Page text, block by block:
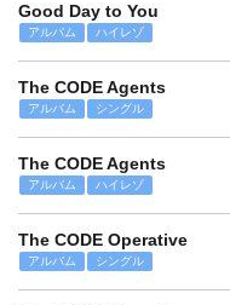
Good Day to You
アルバム ハイレゾ
The CODE Agents
アルバム シングル
The CODE Agents
アルバム ハイレゾ
The CODE Operative
アルバム シングル